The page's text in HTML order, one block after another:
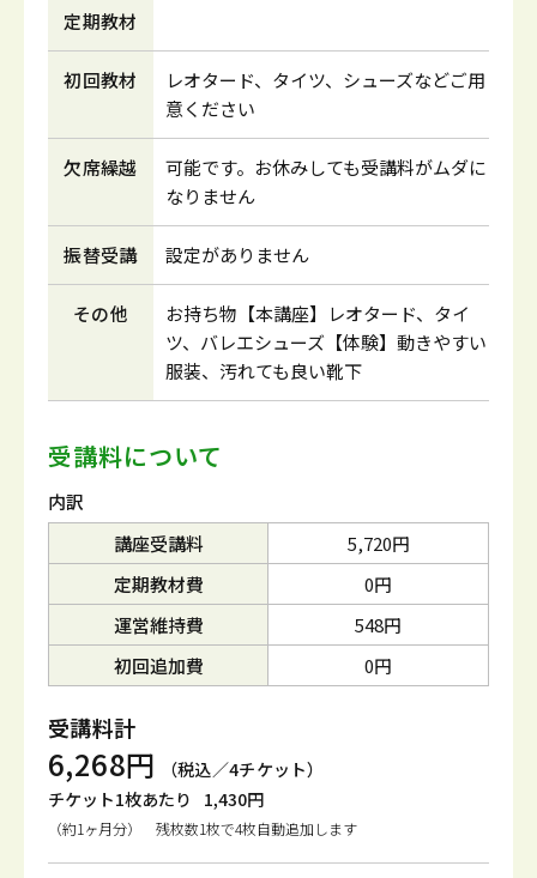
定期教材
初回教材
レオタード、タイツ、シューズなどご用
意ください
欠席繰越
可能です。お休みしても受講料がムダに
なりません
振替受講 設定がありません
その他
お持ち物【本講座】レオタード、タイ
ツ、バレエシューズ【体験】動きやすい
服装、汚れても良い靴下
受講料について
内訳
講座受講料
5,720円
定期教材費
0円
運営維持費
548円
初回追加費
0円
受講料計
6,268円
（税込／4チケット）
チケット1枚あたり
1,430円
（約1ヶ月分） 残枚数1枚で4枚自動追加します